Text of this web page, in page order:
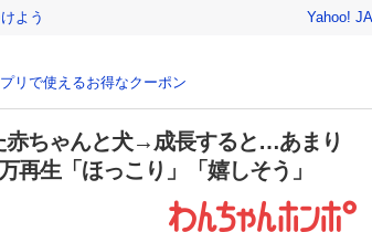
よう Yahoo!
リで使えるお得なクーポン
赤ちゃんと犬→成長すると…あまり
再生「ほっこり」「嬉しそう」